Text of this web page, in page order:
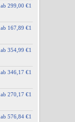
ab 299,00 €1
ab 167,89 €1
ab 354,99 €1
ab 346,17 €1
ab 270,17 €1
ab 576,84 €1